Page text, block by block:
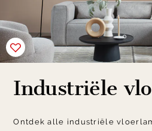
Industriële
Ontdek alle industriële